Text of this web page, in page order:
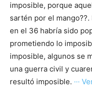
imposible, porque
sartén por el
en el 36 habría sido
prometiendo lo
imposible, algunos se
una guerra civil y
resultó imposible. ···